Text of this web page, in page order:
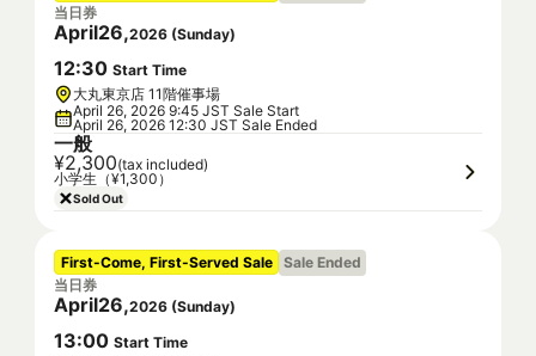
当日券
April26,2026 (Sunday)
12:30 Start Time
大丸東京店 11階催事場
April 26, 2026 9:45 JST Sale Start
April 26, 2026 12:30 JST Sale Ended
一般
¥2,300(tax included)
小学生（¥1,300）
Sold Out
First-Come, First-Served Sale Sale Ended
当日券
April26,2026 (Sunday)
13:00 Start Time